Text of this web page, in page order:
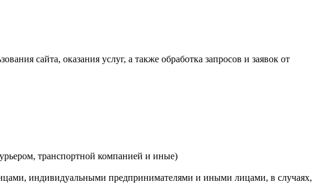
сайта, оказания услуг, а также обработка запросов и заявок от
транспортной компанией и иные)
индивидуальными предпринимателями и иными лицами, в случаях,